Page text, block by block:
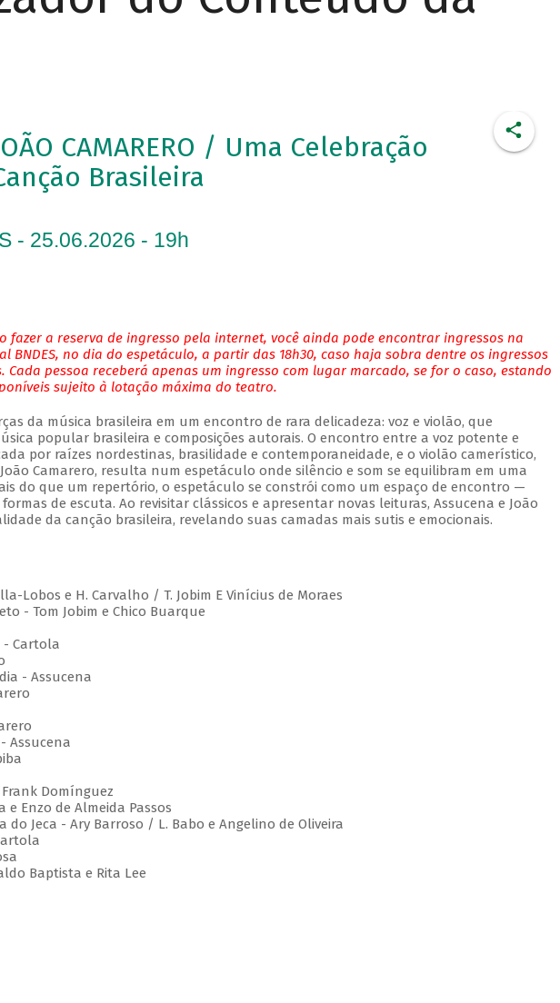
CAMARERO / Uma Celebração
Brasileira
- 25.06.2026 - 19h
fazer a reserva de ingresso pela internet, você ainda pode encontrar ingressos na
BNDES, no dia do espetáculo, a partir das 18h30, caso haja sobra dentre os ingressos
Cada pessoa receberá apenas um ingresso com lugar marcado, se for o caso, estando
sujeito à lotação máxima do teatro.
da música brasileira em um encontro de rara delicadeza: voz e violão, que
popular brasileira e composições autorais. O encontro entre a voz potente e
por raízes nordestinas, brasilidade e contemporaneidade, e o violão camerístico,
Camarero, resulta num espetáculo onde silêncio e som se equilibram em uma
do que um repertório, o espetáculo se constrói como um espaço de encontro —
de escuta. Ao revisitar clássicos e apresentar novas leituras, Assucena e João
da canção brasileira, revelando suas camadas mais sutis e emocionais.
Lobos e H. Carvalho / T. Jobim E Vinícius de Moraes
- Tom Jobim e Chico Buarque
- Cartola
- Assucena
Assucena
Domínguez
e Enzo de Almeida Passos
do Jeca - Ary Barroso / L. Babo e Angelino de Oliveira
Baptista e Rita Lee